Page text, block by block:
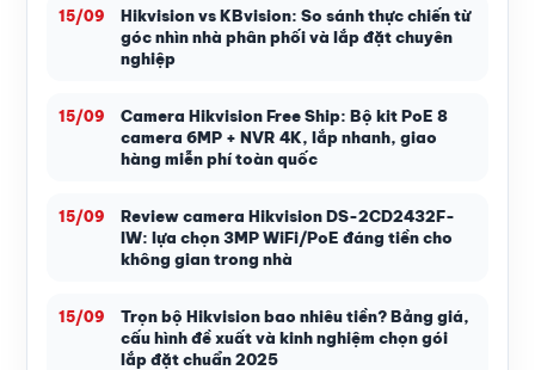
15/09
Hikvision vs KBvision: So sánh thực chiến từ
góc nhìn nhà phân phối và lắp đặt chuyên
nghiệp
15/09
Camera Hikvision Free Ship: Bộ kit PoE 8
camera 6MP + NVR 4K, lắp nhanh, giao
hàng miễn phí toàn quốc
15/09
Review camera Hikvision DS-2CD2432F-
IW: lựa chọn 3MP WiFi/PoE đáng tiền cho
không gian trong nhà
15/09
Trọn bộ Hikvision bao nhiêu tiền? Bảng giá,
cấu hình đề xuất và kinh nghiệm chọn gói
lắp đặt chuẩn 2025